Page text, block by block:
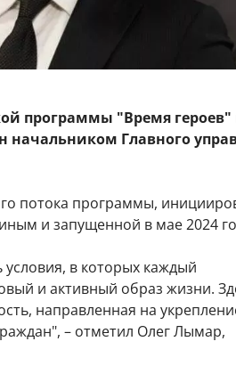
программы "Время героев"
начальником Главного
потока программы,
и запущенной в мае 2024
в которых каждый
и активный образ жизни.
направленная на
– отметил Олег Лымар,